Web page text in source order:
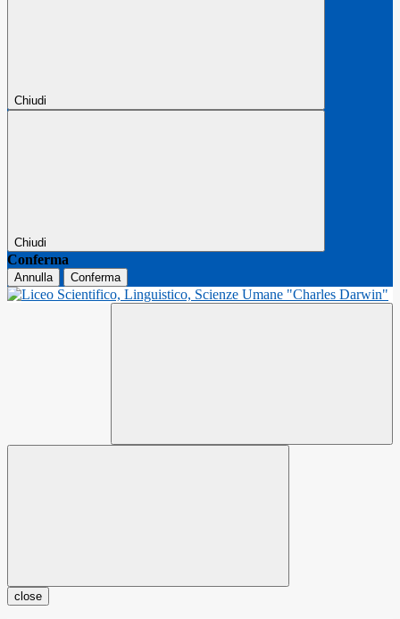
Chiudi
Chiudi
Conferma
Annulla Conferma
close